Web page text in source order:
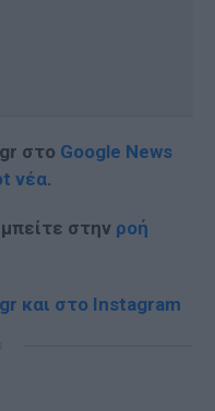
στο Google News
νέα.
μπείτε στην ροή
και στο Instagram